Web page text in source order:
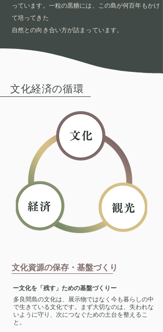
っています。一粒の黒糖には、この島が何百年もかけ
て培ってきた
自然との向き合い方が詰まっています。
文化経済の循環
文化資源の保存・基盤づくり
ー文化を「残す」ための基盤づくりー
多良間島の文化は、展示物ではなく今も暮らしの中
で生きている文化です。まず大切なのは、失われな
いように守り、次につなぐための土台を整えるこ
と。